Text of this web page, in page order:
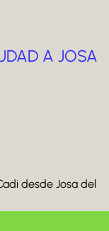
A JOSA
desde Josa del